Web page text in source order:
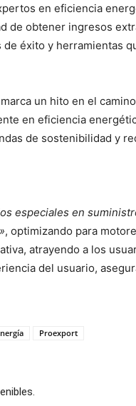
en eficiencia
obtener ingresos
éxito y herramientas
un hito en el
en eficiencia
de sostenibilidad y
especiales en
, optimizando para
atrayendo a los
del usuario,
Proexport